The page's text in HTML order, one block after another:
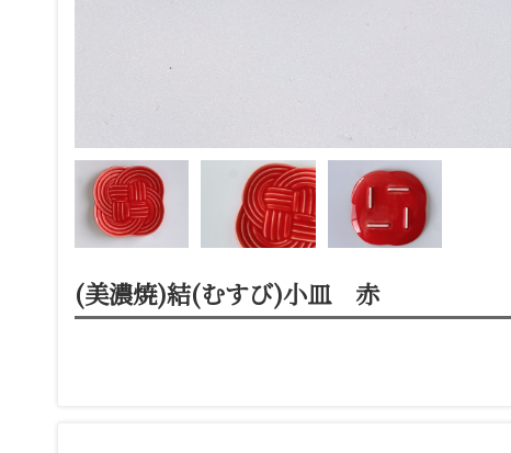
(美濃焼)結(むすび)小皿 赤